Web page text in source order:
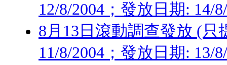
12/8/2004；發放日期: 14/
8月13日滾動調查發放 (只
11/8/2004；發放日期: 13/